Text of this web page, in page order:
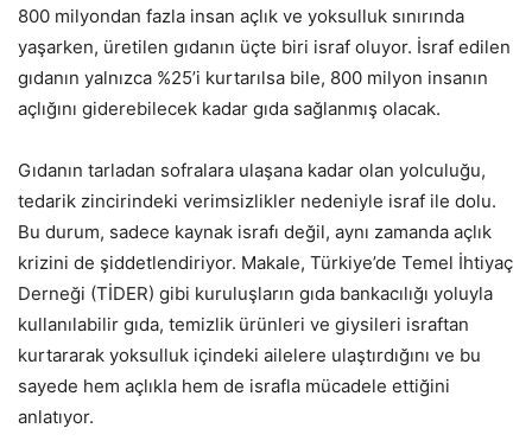
800 milyondan fazla insan açlık ve yoksulluk sınırında
yaşarken, üretilen gıdanın üçte biri israf oluyor. İsraf edilen
gıdanın yalnızca %25’i kurtarılsa bile, 800 milyon insanın
açlığını giderebilecek kadar gıda sağlanmış olacak.
Gıdanın tarladan sofralara ulaşana kadar olan yolculuğu,
tedarik zincirindeki verimsizlikler nedeniyle israf ile dolu.
Bu durum, sadece kaynak israfı değil, aynı zamanda açlık
krizini de şiddetlendiriyor. Makale, Türkiye’de Temel İhtiyaç
Derneği (TİDER) gibi kuruluşların gıda bankacılığı yoluyla
kullanılabilir gıda, temizlik ürünleri ve giysileri israftan
kurtararak yoksulluk içindeki ailelere ulaştırdığını ve bu
sayede hem açlıkla hem de israfla mücadele ettiğini
anlatıyor.